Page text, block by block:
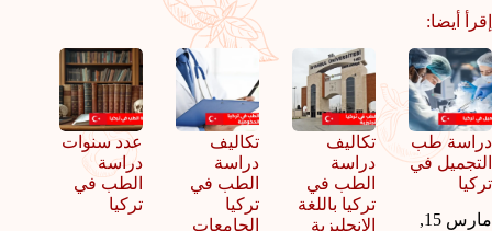
إقرأ أيضا:
دراسة طب
التجميل في
تركيا
مارس 15,
تكاليف
دراسة
الطب في
تركيا باللغة
الإنجليزية
تكاليف
دراسة
الطب في
تركيا
الجامعات
عدد سنوات
دراسة
الطب في
تركيا